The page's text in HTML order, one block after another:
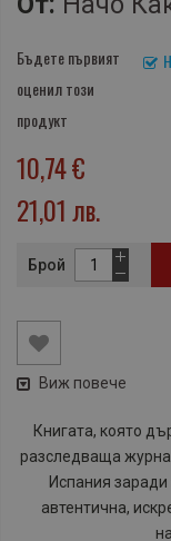
Бъдете първият
оценил този
продукт
10,74 €
21,01 лв.
Брой
Виж повече
Книгата, която
разследваща
Испания
автентична,